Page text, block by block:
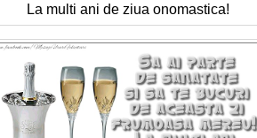
La multi ani de ziua onomastica!